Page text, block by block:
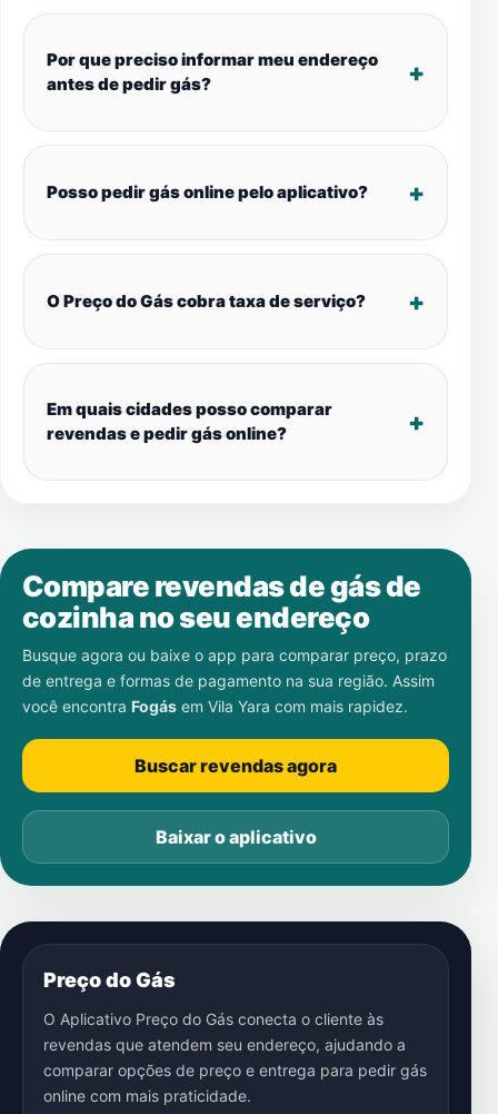
Por que preciso informar meu endereço
antes de pedir gás?
Posso pedir gás online pelo aplicativo?
O Preço do Gás cobra taxa de serviço?
Em quais cidades posso comparar
revendas e pedir gás online?
Compare revendas de gás de
cozinha no seu endereço
Busque agora ou baixe o app para comparar preço, prazo
de entrega e formas de pagamento na sua região. Assim
você encontra Fogás em Vila Yara com mais rapidez.
Buscar revendas agora
Baixar o aplicativo
Preço do Gás
O Aplicativo Preço do Gás conecta o cliente às
revendas que atendem seu endereço, ajudando a
comparar opções de preço e entrega para pedir gás
online com mais praticidade.